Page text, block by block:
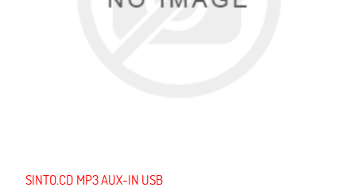
SINTO.CD MP3 AUX-IN USB